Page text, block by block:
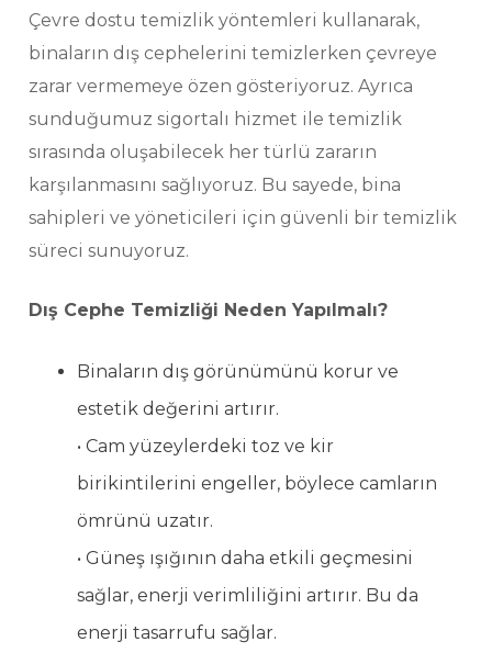
Çevre dostu temizlik yöntemleri kullanarak,
binaların dış cephelerini temizlerken çevreye
zarar vermemeye özen gösteriyoruz. Ayrıca
sunduğumuz sigortalı hizmet ile temizlik
sırasında oluşabilecek her türlü zararın
karşılanmasını sağlıyoruz. Bu sayede, bina
sahipleri ve yöneticileri için güvenli bir temizlik
süreci sunuyoruz.
Dış Cephe Temizliği Neden Yapılmalı?
Binaların dış görünümünü korur ve
estetik değerini artırır.
• Cam yüzeylerdeki toz ve kir
birikintilerini engeller, böylece camların
ömrünü uzatır.
• Güneş ışığının daha etkili geçmesini
sağlar, enerji verimliliğini artırır. Bu da
enerji tasarrufu sağlar.